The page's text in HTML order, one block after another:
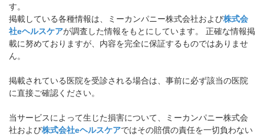
す。
掲載している各種情報は、ミーカンパニー株式会社および株式会
社eヘルスケアが調査した情報をもとにしています。 正確な情報掲
載に努めておりますが、内容を完全に保証するものではありませ
ん。
掲載されている医院を受診される場合は、事前に必ず該当の医院
に直接ご確認ください。
当サービスによって生じた損害について、ミーカンパニー株式会
社および株式会社eヘルスケアではその賠償の責任を一切負わない